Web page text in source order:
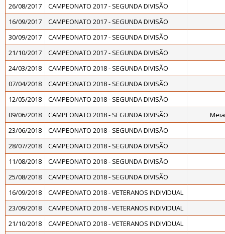
26/08/2017
CAMPEONATO 2017 - SEGUNDA DIVISÃO
16/09/2017
CAMPEONATO 2017 - SEGUNDA DIVISÃO
30/09/2017
CAMPEONATO 2017 - SEGUNDA DIVISÃO
21/10/2017
CAMPEONATO 2017 - SEGUNDA DIVISÃO
24/03/2018
CAMPEONATO 2018 - SEGUNDA DIVISÃO
07/04/2018
CAMPEONATO 2018 - SEGUNDA DIVISÃO
12/05/2018
CAMPEONATO 2018 - SEGUNDA DIVISÃO
09/06/2018
CAMPEONATO 2018 - SEGUNDA DIVISÃO
23/06/2018
CAMPEONATO 2018 - SEGUNDA DIVISÃO
28/07/2018
CAMPEONATO 2018 - SEGUNDA DIVISÃO
11/08/2018
CAMPEONATO 2018 - SEGUNDA DIVISÃO
25/08/2018
CAMPEONATO 2018 - SEGUNDA DIVISÃO
16/09/2018
CAMPEONATO 2018 - VETERANOS INDIVIDUAL
23/09/2018
CAMPEONATO 2018 - VETERANOS INDIVIDUAL
21/10/2018
CAMPEONATO 2018 - VETERANOS INDIVIDUAL